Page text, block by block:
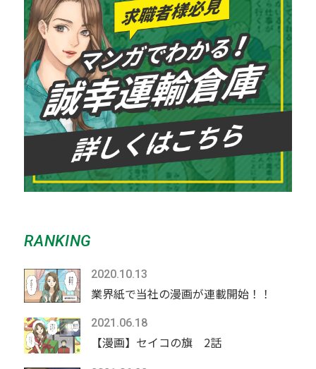
RANKING
2020.10.13
業界紙で当社の漫画が連載開始！！
2021.06.18
【漫画】セイコの旗 2話